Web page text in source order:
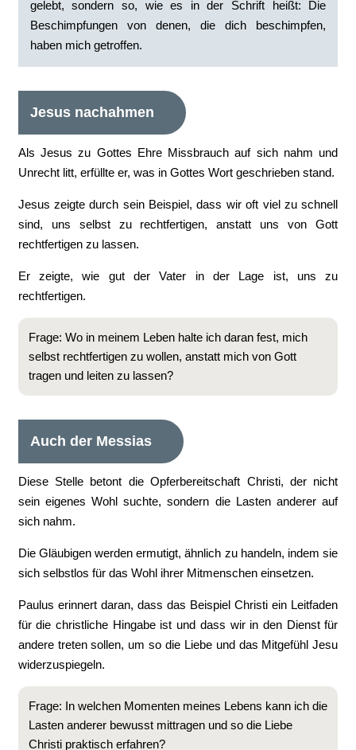
gelebt, sondern so, wie es in der Schrift heißt: Die
Beschimpfungen von denen, die dich beschimpfen,
haben mich getroffen.
Jesus nachahmen
Als Jesus zu Gottes Ehre Missbrauch auf sich nahm und
Unrecht litt, erfüllte er, was in Gottes Wort geschrieben stand.
Jesus zeigte durch sein Beispiel, dass wir oft viel zu schnell
sind, uns selbst zu rechtfertigen, anstatt uns von Gott
rechtfertigen zu lassen.
Er zeigte, wie gut der Vater in der Lage ist, uns zu
rechtfertigen.
Frage: Wo in meinem Leben halte ich daran fest, mich
selbst rechtfertigen zu wollen, anstatt mich von Gott
tragen und leiten zu lassen?
Auch der Messias
Diese Stelle betont die Opferbereitschaft Christi, der nicht
sein eigenes Wohl suchte, sondern die Lasten anderer auf
sich nahm.
Die Gläubigen werden ermutigt, ähnlich zu handeln, indem sie
sich selbstlos für das Wohl ihrer Mitmenschen einsetzen.
Paulus erinnert daran, dass das Beispiel Christi ein Leitfaden
für die christliche Hingabe ist und dass wir in den Dienst für
andere treten sollen, um so die Liebe und das Mitgefühl Jesu
widerzuspiegeln.
Frage: In welchen Momenten meines Lebens kann ich die
Lasten anderer bewusst mittragen und so die Liebe
Christi praktisch erfahren?